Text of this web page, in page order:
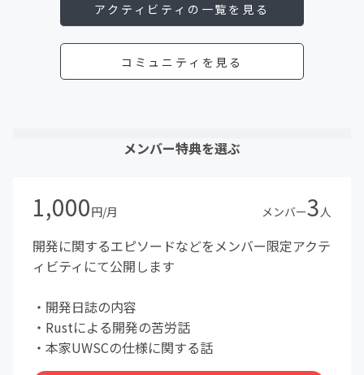
アクティビティの一覧を見る
コミュニティを見る
メンバー特典を選ぶ
1,000円/月 メンバー3人
開発に関するエピソードなどをメンバー限定アクテ
ィビティにて公開します
・開発日誌の内容
・Rustによる開発の苦労話
・本家UWSCの仕様に関する話